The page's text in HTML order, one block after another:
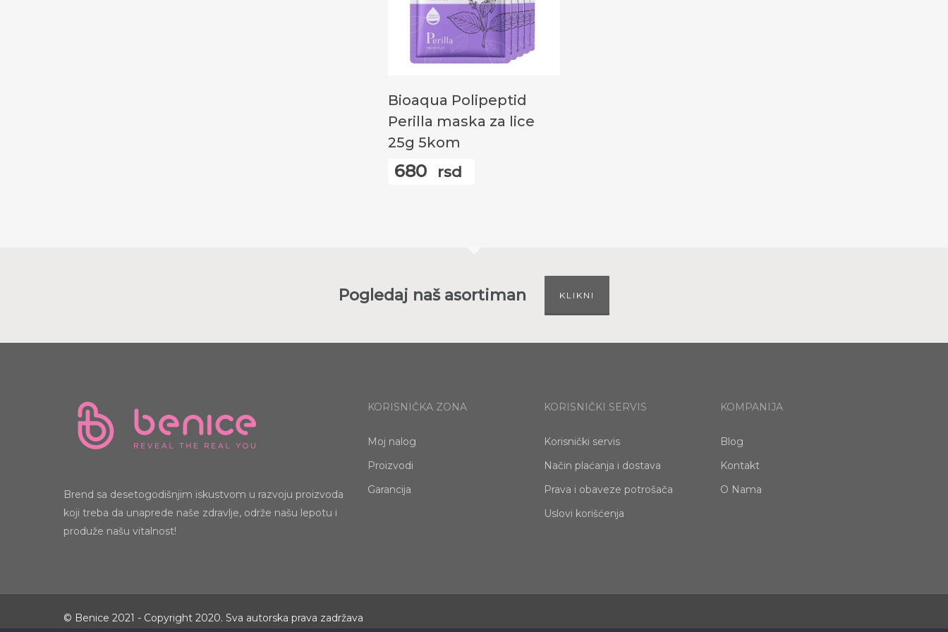
Bioaqua Polipeptid
Perilla maska za lice
25g 5kom
680 rsd
Pogledaj naš asortiman KLIKNI
Brend sa desetogodišnjim iskustvom u razvoju proizvoda
koji treba da unaprede naše zdravlje, održe našu lepotu i
produže našu vitalnost!
KORISNIČKA ZONA
Moj nalog
Proizvodi
Garancija
KORISNIČKI SERVIS
Korisnički servis
Način plaćanja i dostava
Prava i obaveze potrošača
Uslovi korišćenja
KOMPANIJA
Blog
Kontakt
O Nama
© Benice 2021 - Copyright 2020. Sva autorska prava zadržava